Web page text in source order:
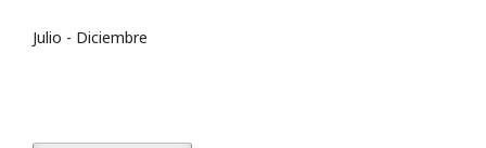
Julio - Diciembre